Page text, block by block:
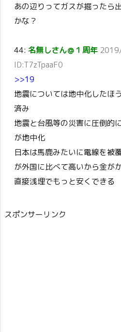
あの辺りってガスが掘ったら
かな？
44: 名無しさん＠１周年
ID:T7zTpaaF0
>>19
地震については地中化したほ
済み
地震と台風等の災害に圧倒的
が地中化
日本は馬鹿みたいに電線を被
が外国に比べて高いから金が
直接浅埋でもっと安くできる
スポンサーリンク